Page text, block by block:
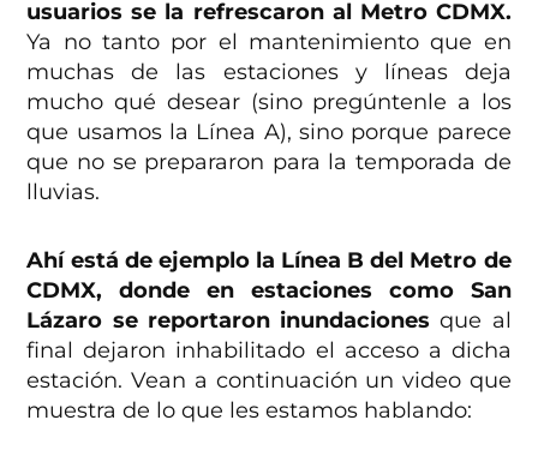
usuarios se la refrescaron al Metro CDMX.
Ya no tanto por el mantenimiento que en
muchas de las estaciones y líneas deja
mucho qué desear (sino pregúntenle a los
que usamos la Línea A), sino porque parece
que no se prepararon para la temporada de
lluvias.
Ahí está de ejemplo la Línea B del Metro de
CDMX, donde en estaciones como San
Lázaro se reportaron inundaciones que al
final dejaron inhabilitado el acceso a dicha
estación. Vean a continuación un video que
muestra de lo que les estamos hablando: